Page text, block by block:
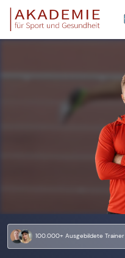
100.000+ Ausgebildete Trainer